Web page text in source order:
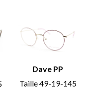
Dave PP
Taille 49-19-145